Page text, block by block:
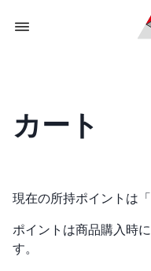
カート
現在の所持ポイントは「
ポイントは商品購入時に
す。